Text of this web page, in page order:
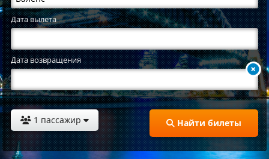
Дата вылета
Дата возвращения
1 пассажир Найти билеты